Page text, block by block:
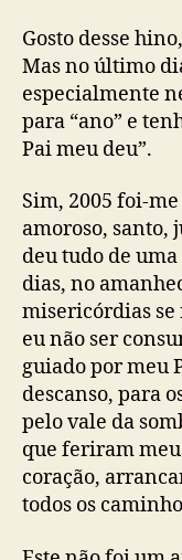
Gosto desse
Mas no último
especialmente
para “ano” e
Pai meu deu”.
Sim, 2005 foi-
amoroso, santo,
deu tudo de uma
dias, no
misericórdias se
eu não ser
guiado por meu
descanso, para
pelo vale da
que feriram
coração,
todos os